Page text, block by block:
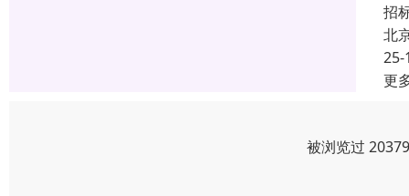
招
北
25-
更
被浏览过